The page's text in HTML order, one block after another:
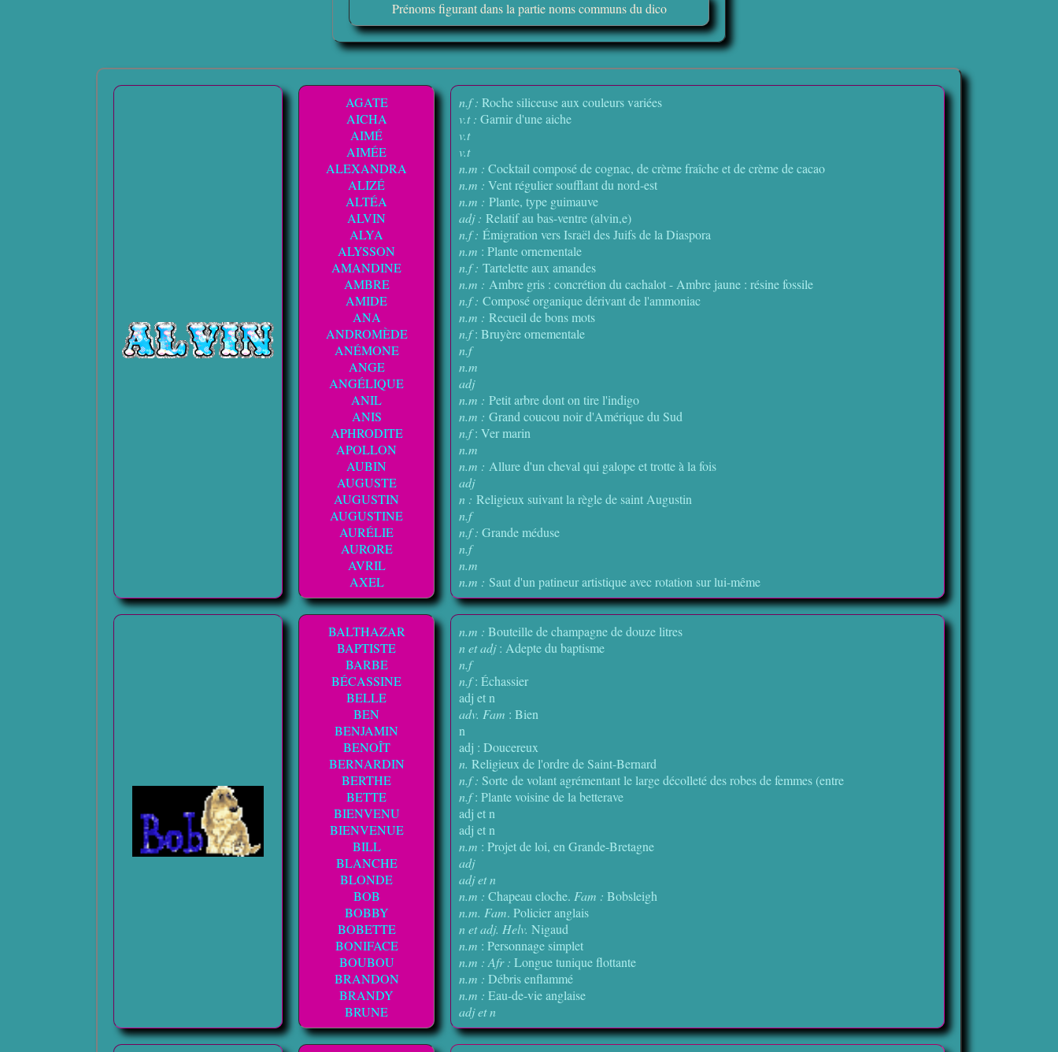
Prénoms figurant dans la partie noms communs du dico
AGATE
AICHA
AIMÉ
AIMÉE
ALEXANDRA
ALIZÉ
ALTÉA
ALVIN
ALYA
ALYSSON
AMANDINE
AMBRE
AMIDE
ANA
ANDROMÈDE
ANÉMONE
ANGE
ANGÉLIQUE
ANIL
ANIS
APHRODITE
APOLLON
AUBIN
AUGUSTE
AUGUSTIN
AUGUSTINE
AURÉLIE
AURORE
AVRIL
AXEL
n.f : Roche siliceuse aux couleurs variées
v.t : Garnir d'une aiche
v.t
v.t
n.m : Cocktail composé de cognac, de crème fraîche et de crème de cacao
n.m : Vent régulier soufflant du nord-est
n.m : Plante, type guimauve
adj : Relatif au bas-ventre (alvin,e)
n.f : Émigration vers Israël des Juifs de la Diaspora
n.m : Plante ornementale
n.f : Tartelette aux amandes
n.m : Ambre gris : concrétion du cachalot - Ambre jaune : résine fossile
n.f : Composé organique dérivant de l'ammoniac
n.m : Recueil de bons mots
n.f: Bruyère ornementale
n.f
n.m
adj
n.m : Petit arbre dont on tire l'indigo
n.m : Grand coucou noir d'Amérique du Sud
n.f: Ver marin
n.m
n.m : Allure d'un cheval qui galope et trotte à la fois
adj
n : Religieux suivant la règle de saint Augustin
n.f
n.f : Grande méduse
n.f
n.m
n.m : Saut d'un patineur artistique avec rotation sur lui-même
BALTHAZAR
BAPTISTE
BARBE
BÉCASSINE
BELLE
BEN
BENJAMIN
BENOÎT
BERNARDIN
BERTHE
BETTE
BIENVENU
BIENVENUE
BILL
BLANCHE
BLONDE
BOB
BOBBY
BOBETTE
BONIFACE
BOUBOU
BRANDON
BRANDY
BRUNE
n.m : Bouteille de champagne de douze litres
n et adj: Adepte du baptisme
n.f
n.f: Échassier
adj et n
adv. Fam : Bien
n
adj : Doucereux
n. Religieux de l'ordre de Saint-Bernard
n.f : Sorte de volant agrémentant le large décolleté des robes de femmes (entre
n.f: Plante voisine de la betterave
adj et n
adj et n
n.m : Projet de loi, en Grande-Bretagne
adj
adj et n
n.m : Chapeau cloche. Fam : Bobsleigh
n.m. Fam. Policier anglais
n et adj. Helv. Nigaud
n.m : Personnage simplet
n.m : Afr : Longue tunique flottante
n.m : Débris enflammé
n.m : Eau-de-vie anglaise
adj et n